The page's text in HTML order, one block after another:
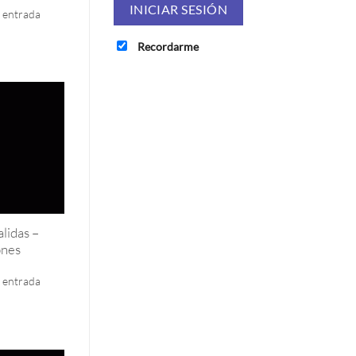
entrada
–
entrada
Recordarme